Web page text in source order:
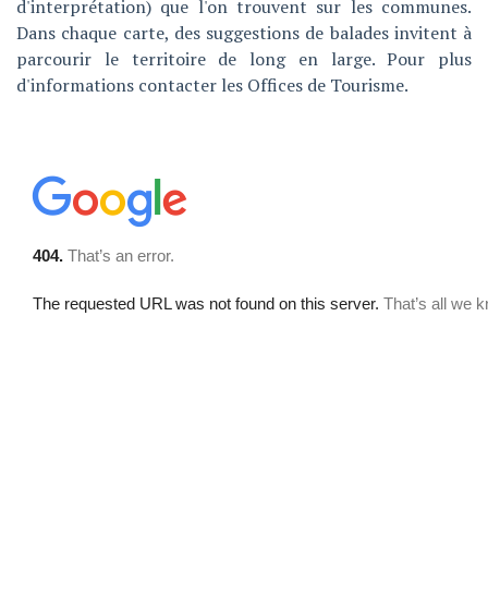
d'interprétation) que l'on trouvent sur les communes.
Dans chaque carte, des suggestions de balades invitent à
parcourir le territoire de long en large. Pour plus
d'informations contacter les Offices de Tourisme.